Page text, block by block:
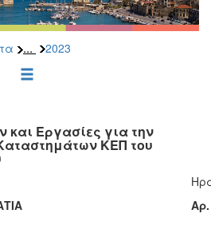
... 2023
και Εργασίες για την
ΚΕΠ του